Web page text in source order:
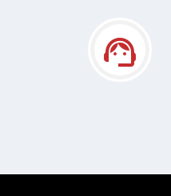
support_agent